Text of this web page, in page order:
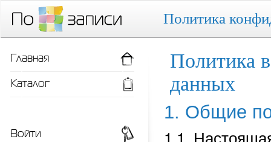
Политика
Политика
данных
1. Общие
1.1.
Главная
Каталог
Войти